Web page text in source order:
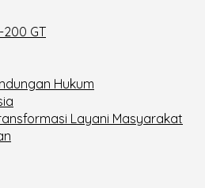
200 GT
Hukum
Layani Masyarakat